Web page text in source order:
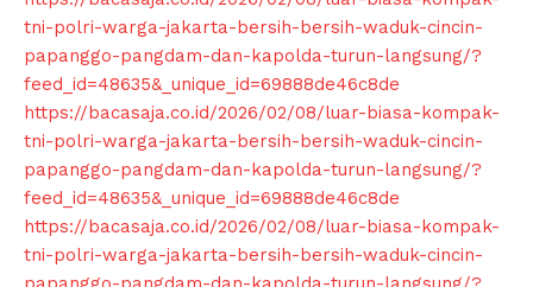
Contact us
Subscription Plans
My account
Klinik Gigi
Klinik Gigi Surabaya
Klinik Gigi Terdekat
Klinik Gigi terbaik
tni-polri-warga-jakarta-bersih-bersih-waduk-cincin-
papanggo-pangdam-dan-kapolda-turun-langsung/?
feed_id=48635&_unique_id=69888de46c8de
https://bacasaja.co.id/2026/02/08/luar-biasa-kompak-
tni-polri-warga-jakarta-bersih-bersih-waduk-cincin-
papanggo-pangdam-dan-kapolda-turun-langsung/?
feed_id=48635&_unique_id=69888de46c8de
https://bacasaja.co.id/2026/02/08/luar-biasa-kompak-
tni-polri-warga-jakarta-bersih-bersih-waduk-cincin-